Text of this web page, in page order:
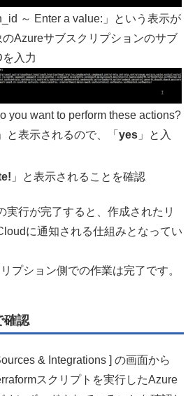
～ Enter a value:」という表示が
Azureサブスクリプションのサブ
入力
you want to perform these actions?
と表示されるので、「yes 」と入
」と表示されることを確認
実行が完了すると、作成されたリ
に通知される仕組みとなってい
プション側での作業は完了です。
確認
& Integrations ] の画面から
スクリプトを実行したAzure